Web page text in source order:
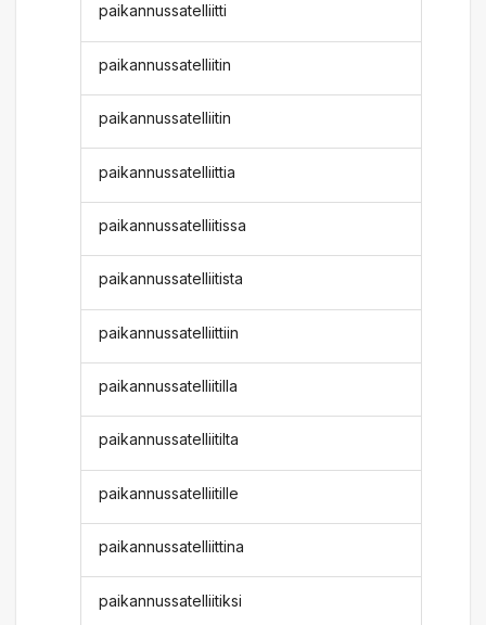
paikannussatelliitti
paikannussatelliitin
paikannussatelliitin
paikannussatelliittia
paikannussatelliitissa
paikannussatelliitista
paikannussatelliittiin
paikannussatelliitilla
paikannussatelliitilta
paikannussatelliitille
paikannussatelliittina
paikannussatelliitiksi